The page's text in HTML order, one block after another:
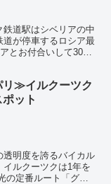
鉄道駅はシベリアの中
が停車するロシア最
とお付合いして30年
≫イルクーツク
ット
透明度を誇るバイカル
ルクーツクは1年を
定番ルート「グリ